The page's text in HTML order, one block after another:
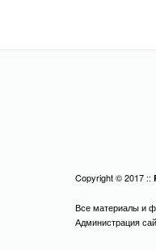
Copyright © 2017 ::
Все материалы и
Администрация